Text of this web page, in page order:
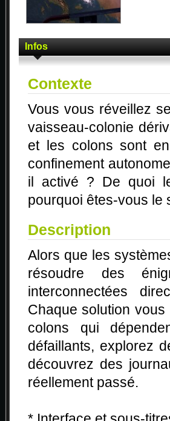
Infos
Contexte
Vous vous réveillez
vaisseau-colonie
et les colons sont
confinement
il activé ? De quoi
pourquoi êtes-vous le
Description
Alors que les
résoudre des
interconnectées
Chaque solution
colons qui
défaillants, explorez
découvrez des
réellement passé.